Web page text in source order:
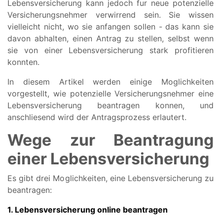
Lebensversicherung kann jedoch fur neue potenzielle
Versicherungsnehmer verwirrend sein. Sie wissen
vielleicht nicht, wo sie anfangen sollen - das kann sie
davon abhalten, einen Antrag zu stellen, selbst wenn
sie von einer Lebensversicherung stark profitieren
konnten.
In diesem Artikel werden einige Moglichkeiten
vorgestellt, wie potenzielle Versicherungsnehmer eine
Lebensversicherung beantragen konnen, und
anschliesend wird der Antragsprozess erlautert.
Wege zur Beantragung
einer Lebensversicherung
Es gibt drei Moglichkeiten, eine Lebensversicherung zu
beantragen:
1. Lebensversicherung online beantragen